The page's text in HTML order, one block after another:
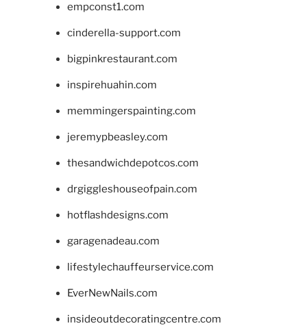
empconst1.com
cinderella-support.com
bigpinkrestaurant.com
inspirehuahin.com
memmingerspainting.com
jeremypbeasley.com
thesandwichdepotcos.com
drgiggleshouseofpain.com
hotflashdesigns.com
garagenadeau.com
lifestylechauffeurservice.com
EverNewNails.com
insideoutdecoratingcentre.com